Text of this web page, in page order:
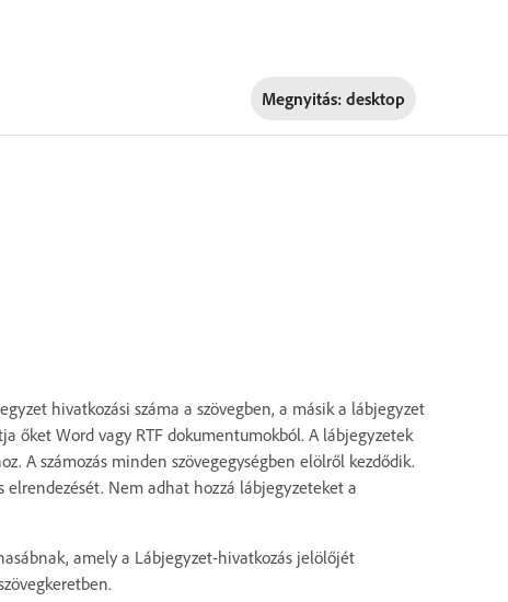
Megnyitás: desktop
hivatkozási száma a szövegben, a másik a lábjegyzet
őket Word vagy RTF dokumentumokból. A lábjegyzetek
A számozás minden szövegegységben elölről kezdődik.
Nem adhat hozzá lábjegyzeteket a
amely a Lábjegyzet-hivatkozás jelölőjét